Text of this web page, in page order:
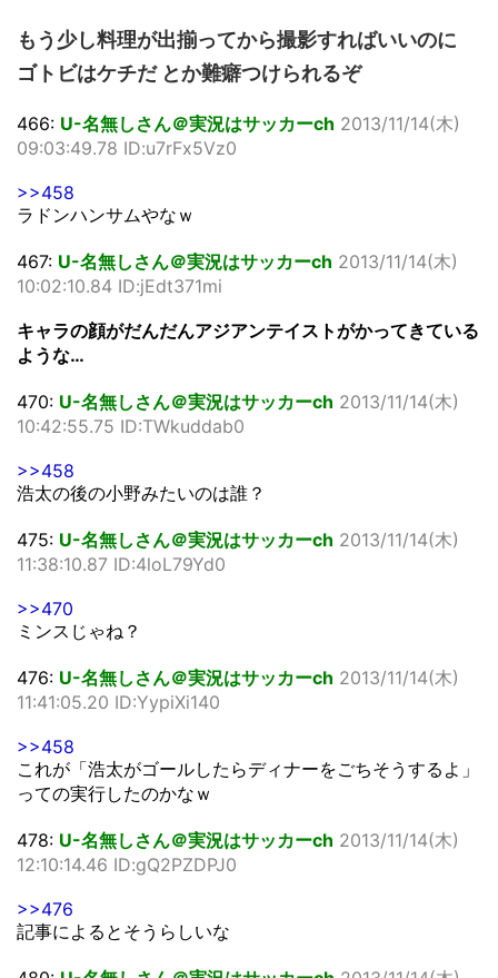
もう少し料理が出揃ってから撮影すればいいのに
ゴトビはケチだ とか難癖つけられるぞ
466: U-名無しさん＠実況はサッカーch 2013/11/14(木)
09:03:49.78 ID:u7rFx5Vz0
>>458
ラドンハンサムやなｗ
467: U-名無しさん＠実況はサッカーch 2013/11/14(木)
10:02:10.84 ID:jEdt371mi
キャラの顔がだんだんアジアンテイストがかってきている
ような…
470: U-名無しさん＠実況はサッカーch 2013/11/14(木)
10:42:55.75 ID:TWkuddab0
>>458
浩太の後の小野みたいのは誰？
475: U-名無しさん＠実況はサッカーch 2013/11/14(木)
11:38:10.87 ID:4loL79Yd0
>>470
ミンスじゃね？
476: U-名無しさん＠実況はサッカーch 2013/11/14(木)
11:41:05.20 ID:YypiXi140
>>458
これが「浩太がゴールしたらディナーをごちそうするよ」
っての実行したのかなｗ
478: U-名無しさん＠実況はサッカーch 2013/11/14(木)
12:10:14.46 ID:gQ2PZDPJ0
>>476
記事によるとそうらしいな